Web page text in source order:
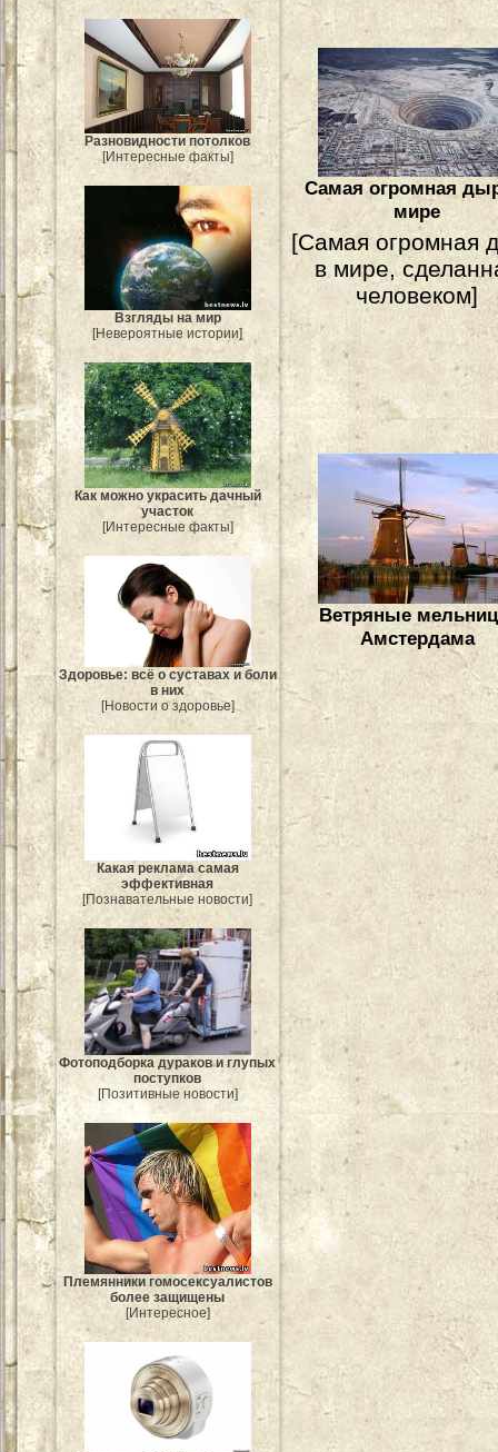
Разновидности потолков
[Интересные факты]
Взгляды на мир
[Невероятные истории]
Как можно украсить дачный
участок
[Интересные факты]
Здоровье: всё о суставах и боли
в них
[Новости о здоровье]
Какая реклама самая
эффективная
[Познавательные новости]
Фотоподборка дураков и глупых
поступков
[Позитивные новости]
Племянники гомосексуалистов
более защищены
[Интересное]
Самая огромная
мире
[Самая огромная
в мире,
человеком]
Ветряные
Амстердама